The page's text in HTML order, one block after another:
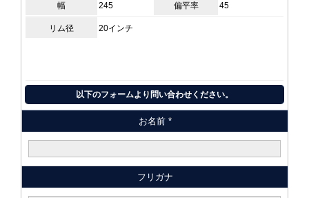
幅 245 偏平率 45
リム径 20インチ
以下のフォームより問い合わせください。
お名前 *
フリガナ